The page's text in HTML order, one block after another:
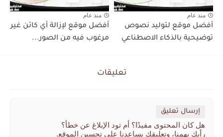
منذ عام
أفضل موقع لتوليد نصوص
توضيحية بالذكاء الاصطناعي
منذ عام
أفضل موقع لإزالة أي كائن غير
مرغوب فيه من الصور...
تعليقات
إرسال تعليق
هل كان المحتوى مفيدًا؟ أم تود الإبلاغ عن خطأ؟
رأيك يهمنا، وتعليقك يساعدنا على تحسين الموقع.